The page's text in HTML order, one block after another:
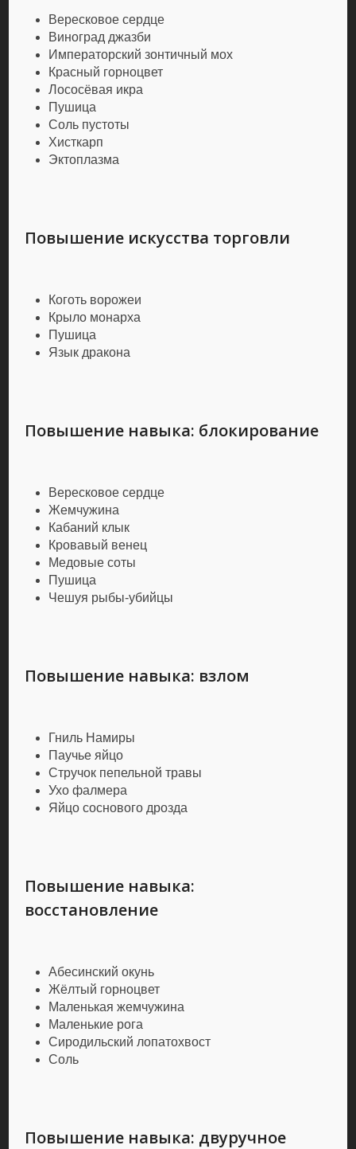
Вересковое сердце
Виноград джазби
Императорский зонтичный мох
Красный горноцвет
Лососёвая икра
Пушица
Соль пустоты
Хисткарп
Эктоплазма
Повышение искусства торговли
Коготь ворожеи
Крыло монарха
Пушица
Язык дракона
Повышение навыка: блокирование
Вересковое сердце
Жемчужина
Кабаний клык
Кровавый венец
Медовые соты
Пушица
Чешуя рыбы-убийцы
Повышение навыка: взлом
Гниль Намиры
Паучье яйцо
Стручок пепельной травы
Ухо фалмера
Яйцо соснового дрозда
Повышение навыка:
восстановление
Абесинский окунь
Жёлтый горноцвет
Маленькая жемчужина
Маленькие рога
Сиродильский лопатохвост
Соль
Повышение навыка: двуручное